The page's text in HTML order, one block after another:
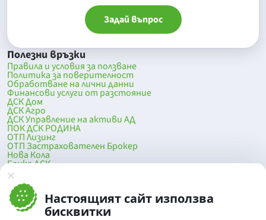
Настоящият сайт използва
бисквитки
Задай въпрос
Полезни връзки
Правила и условия за ползване
Политика за поверителност
Обработване на лични данни
Финансови услуги от разстояние
ДСК Дом
ДСК Агро
ДСК Управление на активи АД
ПОК ДСК РОДИНА
ОТП Лизинг
ОТП Застрахователен Брокер
Нова Кола
Банка ДСК
DSK Mobile
Оферти за продажба от Банка ДСК
Клонова мрежа и банкомати
До началото на страницата